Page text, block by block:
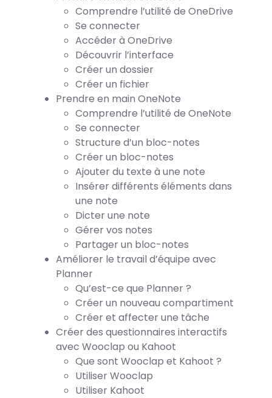
Comprendre l’utilité de OneDrive
Se connecter
Accéder à OneDrive
Découvrir l’interface
Créer un dossier
Créer un fichier
Prendre en main OneNote
Comprendre l’utilité de OneNote
Se connecter
Structure d’un bloc-notes
Créer un bloc-notes
Ajouter du texte à une note
Insérer différents éléments dans
une note
Dicter une note
Gérer vos notes
Partager un bloc-notes
Améliorer le travail d’équipe avec
Planner
Qu’est-ce que Planner ?
Créer un nouveau compartiment
Créer et affecter une tâche
Créer des questionnaires interactifs
avec Wooclap ou Kahoot
Que sont Wooclap et Kahoot ?
Utiliser Wooclap
Utiliser Kahoot